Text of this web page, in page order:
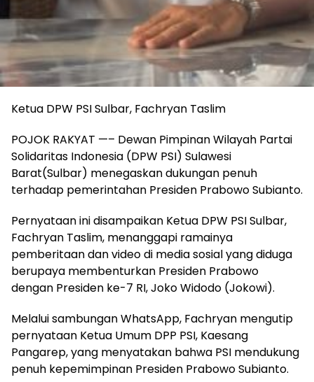
Ketua DPW PSI Sulbar, Fachryan Taslim
POJOK RAKYAT —– Dewan Pimpinan Wilayah Partai
Solidaritas Indonesia (DPW PSI) Sulawesi
Barat(Sulbar) menegaskan dukungan penuh
terhadap pemerintahan Presiden Prabowo Subianto.
Pernyataan ini disampaikan Ketua DPW PSI Sulbar,
Fachryan Taslim, menanggapi ramainya
pemberitaan dan video di media sosial yang diduga
berupaya membenturkan Presiden Prabowo
dengan Presiden ke-7 RI, Joko Widodo (Jokowi).
Melalui sambungan WhatsApp, Fachryan mengutip
pernyataan Ketua Umum DPP PSI, Kaesang
Pangarep, yang menyatakan bahwa PSI mendukung
penuh kepemimpinan Presiden Prabowo Subianto.